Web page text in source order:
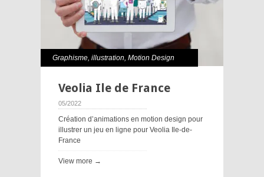
Graphisme, illustration, Motion Design
Veolia Ile de France
05/2022
Création d’animations en motion design pour
illustrer un jeu en ligne pour Veolia Ile-de-
France
View more →